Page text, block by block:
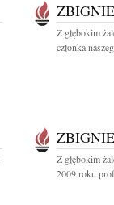
Z głębokim
członka
Z głębokim
2009 roku